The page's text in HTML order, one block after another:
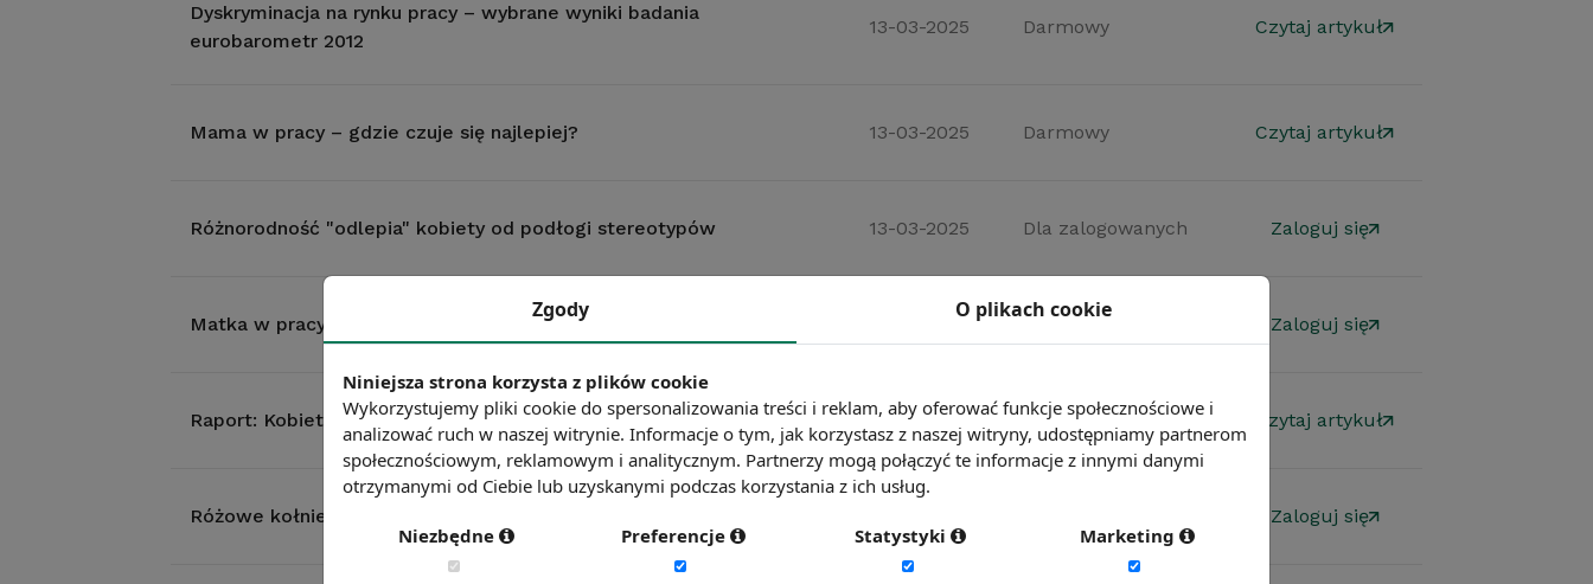
Dyskryminacja na rynku pracy – wybrane wyniki badania
eurobarometr 2012
13-03-2025 Darmowy Czytaj artykuł
Mama w pracy – gdzie czuje się najlepiej? 13-03-2025 Darmowy Czytaj artykuł
Różnorodność "odlepia" kobiety od podłogi stereotypów 13-03-2025 Dla zalogowanych Zaloguj się
Matka w pracy – udogodnienia dla kobiet wychowujących dzieci 13-03-2025 Dla zalogowanych Zaloguj się
Raport: Kobieta na rynku pracy - siedem mitów 13-03-2025 Darmowy Czytaj artykuł
Różowe kołnierzyki – przekleństwo czy szansa? Zaloguj się
Zgody O plikach cookie
Niniejsza strona korzysta z plików cookie
Wykorzystujemy pliki cookie do spersonalizowania treści i reklam, aby oferować funkcje społecznościowe i
analizować ruch w naszej witrynie. Informacje o tym, jak korzystasz z naszej witryny, udostępniamy partnerom
społecznościowym, reklamowym i analitycznym. Partnerzy mogą połączyć te informacje z innymi danymi
otrzymanymi od Ciebie lub uzyskanymi podczas korzystania z ich usług.
Niezbędne Preferencje Statystyki Marketing